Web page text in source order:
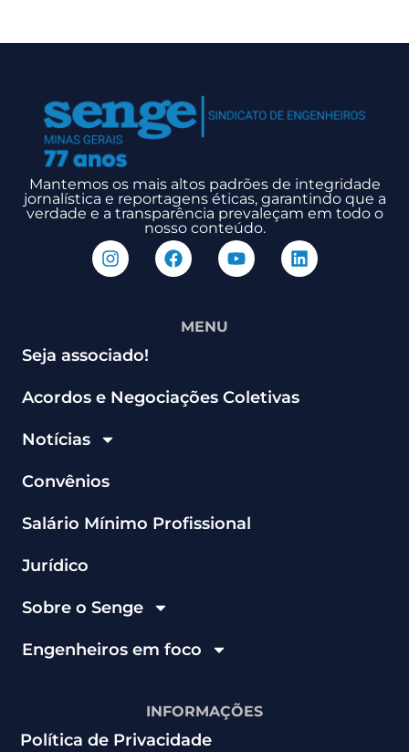
Mantemos os mais altos padrões de integridade
jornalística e reportagens éticas, garantindo que a
verdade e a transparência prevaleçam em todo o
nosso conteúdo.
MENU
Seja associado!
Acordos e Negociações Coletivas
Notícias
Convênios
Salário Mínimo Profissional
Jurídico
Sobre o Senge
Engenheiros em foco
INFORMAÇÕES
Política de Privacidade